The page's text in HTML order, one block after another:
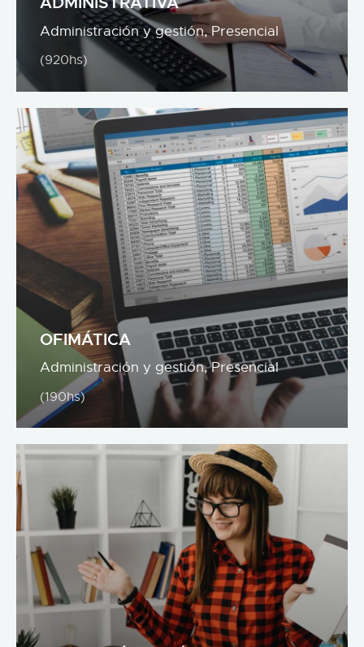
Administración y gestión,Presencial
(920hs)
OFIMÁTICA
Administración y gestión,Presencial
(190hs)